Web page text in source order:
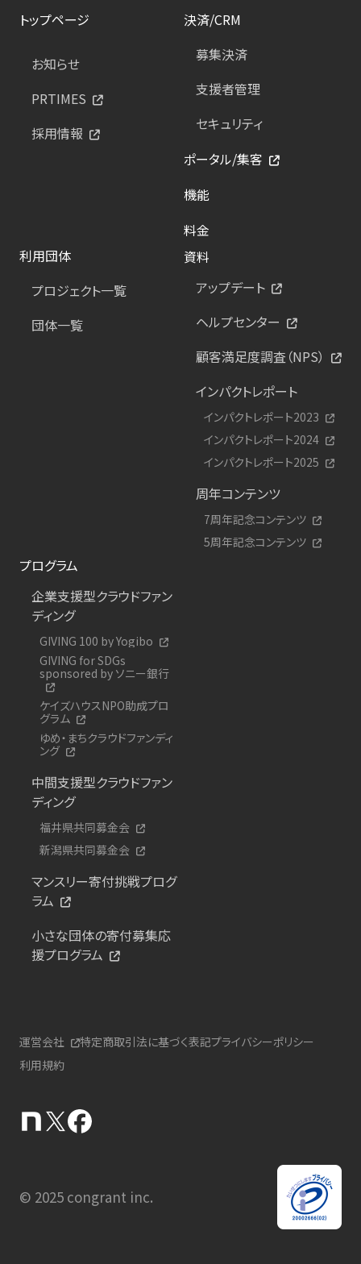
トップページ
お知らせ
PRTIMES
採用情報
決済/CRM
募集決済
支援者管理
セキュリティ
ポータル/集客
機能
料金
利用団体
プロジェクト一覧
団体一覧
資料
アップデート
ヘルプセンター
顧客満足度調査（NPS）
インパクトレポート
インパクトレポート2023
インパクトレポート2024
インパクトレポート2025
周年コンテンツ
7周年記念コンテンツ
5周年記念コンテンツ
プログラム
企業支援型クラウドファン
ディング
GIVING 100 by Yogibo
GIVING for SDGs
sponsored by ソニー銀行
ケイズハウスNPO助成プロ
グラム
ゆめ・まちクラウドファンディ
ング
中間支援型クラウドファン
ディング
福井県共同募金会
新潟県共同募金会
マンスリー寄付挑戦プログ
ラム
小さな団体の寄付募集応
援プログラム
運営会社 特定商取引法に基づく表記プライバシーポリシー
利用規約
© 2025 congrant inc.